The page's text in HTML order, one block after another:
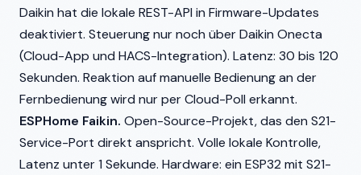
Daikin hat die lokale REST-API in Firmware-Updates
deaktiviert. Steuerung nur noch über Daikin Onecta
(Cloud-App und HACS-Integration). Latenz: 30 bis 120
Sekunden. Reaktion auf manuelle Bedienung an der
Fernbedienung wird nur per Cloud-Poll erkannt.
ESPHome Faikin. Open-Source-Projekt, das den S21-
Service-Port direkt anspricht. Volle lokale Kontrolle,
Latenz unter 1 Sekunde. Hardware: ein ESP32 mit S21-